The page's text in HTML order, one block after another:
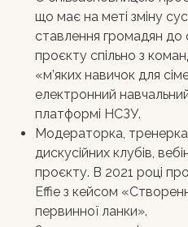
що має на меті зміну
ставлення громадян до
проєкту спільно з
«м’яких навичок для
електронний
платформі НСЗУ.
Модераторка,
дискусійних клубів,
проєкту. В 2021 році
Effie з кейсом
первинної ланки».